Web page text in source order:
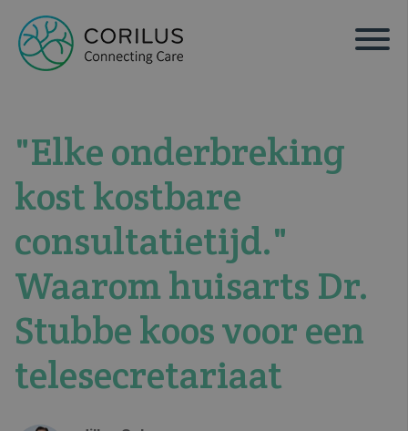
"Elke onderbreking
kost kostbare
consultatietijd."
Waarom huisarts Dr.
Stubbe koos voor een
telesecretariaat